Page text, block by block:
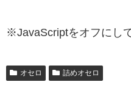
※JavaScriptをオフにし
オセロ 詰めオセロ